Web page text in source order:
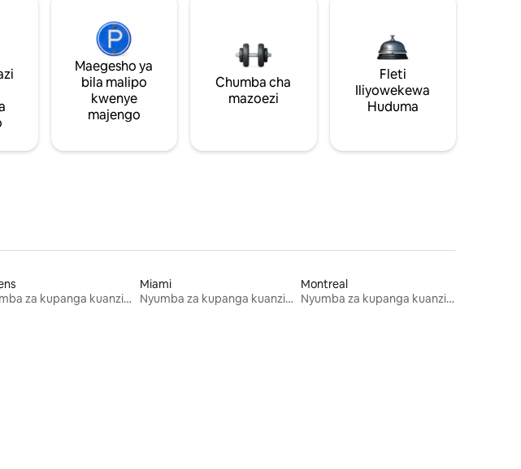
Maegesho ya
bila malipo
kwenye
majengo
Chumba cha
mazoezi
Fleti
Iliyowekewa
Huduma
Nyumba za kupanga kuanzia mwezi mmoja
Miami
Nyumba za kupanga kuanzia mwezi mmoja
Montreal
Nyumba za kupanga kuanzia mwezi mmoja